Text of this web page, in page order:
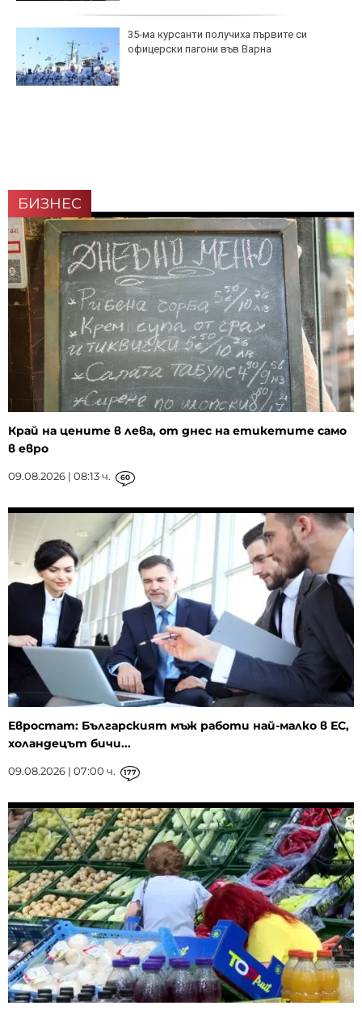
35-ма курсанти получиха първите си
офицерски пагони във Варна
БИЗНЕС
Край на цените в лева, от днес на етикетите само
в евро
09.08.2026 | 08:13 ч. 60
Евростат: Българският мъж работи най-малко в ЕС,
холандецът бичи...
09.08.2026 | 07:00 ч. 177